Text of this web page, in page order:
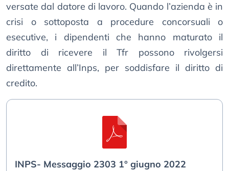
versate dal datore di lavoro. Quando l’azienda è in
crisi o sottoposta a procedure concorsuali o
esecutive, i dipendenti che hanno maturato il
diritto di ricevere il Tfr possono rivolgersi
direttamente all’Inps, per soddisfare il diritto di
credito.
INPS- Messaggio 2303 1° giugno 2022